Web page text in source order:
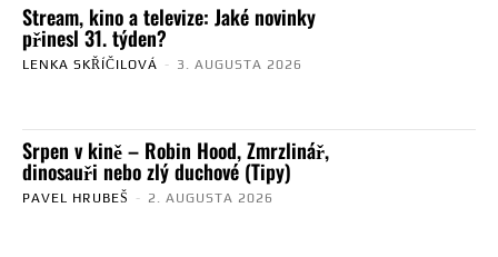
Stream, kino a televize: Jaké novinky
přinesl 31. týden?
LENKA SKŘÍČILOVÁ - 3. AUGUSTA 2026
Srpen v kině – Robin Hood, Zmrzlinář,
dinosauři nebo zlý duchové (Tipy)
PAVEL HRUBEŠ - 2. AUGUSTA 2026